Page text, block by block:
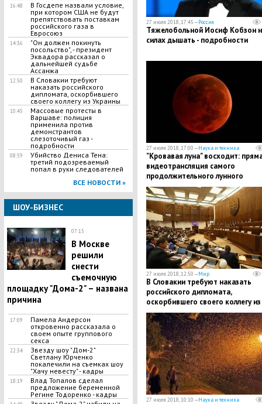
16:48
В Госдепе назвали условие,
при котором США не будут
препятствовать поставкам
российского газа в
Евросоюз
14:36
"Он должен покинуть
посольство", - президент
Эквадора рассказал о
дальнейшей судьбе
Ассанжа
12:50
В Словакии требуют
наказать российского
дипломата, оскорбившего
своего коллегу из Украины
10:45
Массовые протесты в
Варшаве: полиция
применила против
демонстрантов
слезоточивый газ -
подробности
08:59
Убийство Дениса Тена:
третий подозреваемый
попал в руки следователей
ВСЕ НОВОСТИ »
ШОУ-БИЗНЕС
07:15
В Москве
решили
снести
съемочную
площадку "Дома-2" – названа
причина
17:09
Памела Андерсон
откровенно рассказала о
своем опыте группового
секса
22:34
​Звезду шоу "Дом-2"
Светлану Юрченко
покалечили на съемках шоу
"Хачу невесту" - кадры
18:19
​Влад Топалов сделал
предложение беременной
Регине Тодоренко - кадры
27 июля 2018, 17:45 —Россия
​Тяжелобольной Иосиф Кобзон
силах дышать - подробности
27 июля 2018, 17:00 —Наука и техника
"Кровавая луна" восходит:
видеотрансляция самого
продолжительного лунного
затмения в 21-м веке
27 июля 2018, 12:50 —Мир
В Словакии требуют наказать
российского дипломата,
оскорбившего своего коллегу из
Украины
27 июля 2018, 10:10 —Наука и техника